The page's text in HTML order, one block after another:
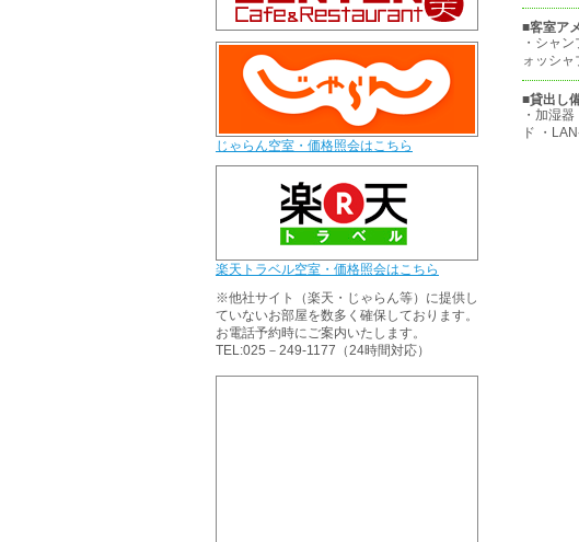
じゃらん空室・価格照会はこちら
楽天トラベル空室・価格照会はこちら
※他社サイト（楽天・じゃらん等）に提供し
ていないお部屋を数多く確保しております。
お電話予約時にご案内いたします。
TEL:025－249-1177（24時間対応）
■客室ア
・シャ
ォッシ
■貸出し
・加湿
ド ・